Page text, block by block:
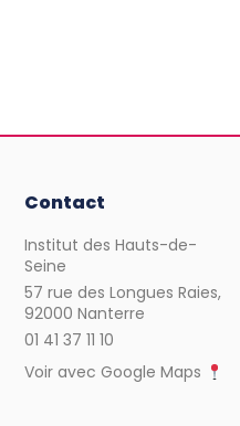
Contact
Institut des Hauts-de-
Seine
57 rue des Longues Raies,
92000 Nanterre
01 41 37 11 10
Voir avec Google Maps